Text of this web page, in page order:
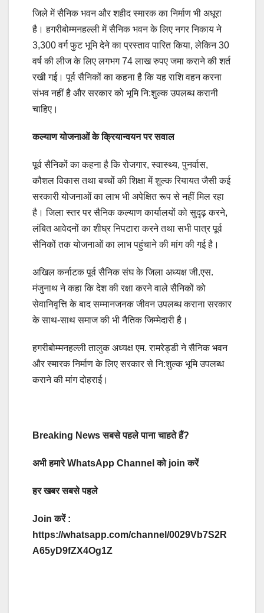
जिले में सैनिक भवन और शहीद स्मारक का निर्माण भी अधूरा
है। हगरीबोम्मनहल्ली में सैनिक भवन के लिए नगर निकाय ने
3,300 वर्ग फुट भूमि देने का प्रस्ताव पारित किया, लेकिन 30
वर्ष की लीज के लिए लगभग 74 लाख रुपए जमा कराने की शर्त
रखी गई। पूर्व सैनिकों का कहना है कि यह राशि वहन करना
संभव नहीं है और सरकार को भूमि नि:शुल्क उपलब्ध करानी
चाहिए।
कल्याण योजनाओं के क्रियान्वयन पर सवाल
पूर्व सैनिकों का कहना है कि रोजगार, स्वास्थ्य, पुनर्वास,
कौशल विकास तथा बच्चों की शिक्षा में शुल्क रियायत जैसी कई
सरकारी योजनाओं का लाभ भी अपेक्षित रूप से नहीं मिल रहा
है। जिला स्तर पर सैनिक कल्याण कार्यालयों को सुदृढ़ करने,
लंबित आवेदनों का शीघ्र निपटारा करने तथा सभी पात्र पूर्व
सैनिकों तक योजनाओं का लाभ पहुंचाने की मांग की गई है।
अखिल कर्नाटक पूर्व सैनिक संघ के जिला अध्यक्ष जी.एस.
मंजुनाथ ने कहा कि देश की रक्षा करने वाले सैनिकों को
सेवानिवृत्ति के बाद सम्मानजनक जीवन उपलब्ध कराना सरकार
के साथ-साथ समाज की भी नैतिक जिम्मेदारी है।
हगरीबोम्मनहल्ली तालुक अध्यक्ष एम. रामरेड्डी ने सैनिक भवन
और स्मारक निर्माण के लिए सरकार से नि:शुल्क भूमि उपलब्ध
कराने की मांग दोहराई।
Breaking News सबसे पहले पाना चाहते हैं?
अभी हमारे WhatsApp Channel को join करें
हर खबर सबसे पहले
Join करें :
https://whatsapp.com/channel/0029Vb7S2R
A65yD9fZX4Og1Z